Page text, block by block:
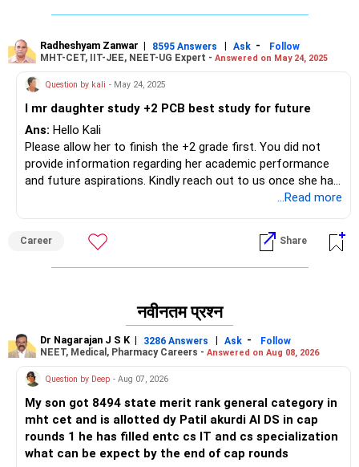
Radheshyam Zanwar | 8595 Answers | Ask -
Follow
MHT-CET, IIT-JEE, NEET-UG Expert - Answered on May 24, 2025
Question by kali - May 24, 2025
I mr daughter study +2 PCB best study for future
Ans: Hello Kali
Please allow her to finish the +2 grade first. You did not
provide information regarding her academic performance
and future aspirations. Kindly reach out to us once she has
completed her +2, along with additional details. This will
numerous career paths available after +2 with PCB.
Best of luck to your daughter.
...Read more
Career Share
नवीनतम प्रश्न
Dr Nagarajan J S K | 3286 Answers | Ask -
Follow
NEET, Medical, Pharmacy Careers - Answered on Aug 08, 2026
Question by Deep - Aug 07, 2026
My son got 8494 state merit rank general category in
mht cet and is allotted dy Patil akurdi AI DS in cap
rounds 1 he has filled entc cs IT and cs specialization
what can be expect by the end of cap rounds